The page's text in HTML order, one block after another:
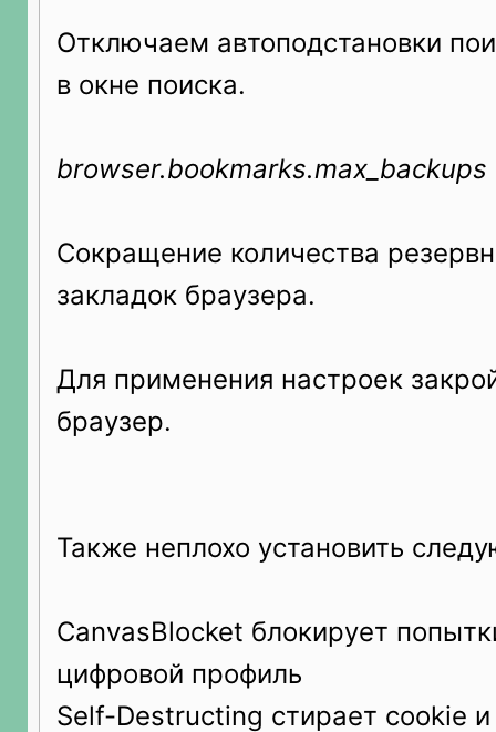
Отключаем автоподстановки
в окне поиска.
browser.bookmarks.max_backups
Сокращение количества
закладок браузера.
Для применения настроек
браузер.
Также неплохо установить
CanvasBlocket блокирует
цифровой профиль
Self-Destructing стирает cookie